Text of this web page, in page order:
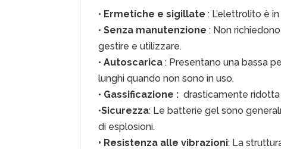
• Ermetiche e sigillate : L’elettrolito è
•Senza manutenzione : Non
gestire e utilizzare.
•Autoscarica : Presentano una bassa
lunghi quando non sono in uso.
• Gassificazione : drasticamente ridotta
•Sicurezza: Le batterie gel sono
di esplosioni.
• Resistenza alle vibrazioni: La